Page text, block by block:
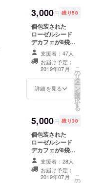
浅野翔 あ
さのかける
─
1987年、兵
庫県生まれ
名古屋市育
ち。2014年
京都工芸繊
維大学大学
経営工学専
攻修了。同
年から、名
古屋を拠点
にデザイン
リサー
3,000円 残り50
個包装された
ローゼルシード
デカフェが8袋入
を2セットお送り
いたします。開
封後はなるべく
早めにご利用く
ださい。
支援者：47人
お届け予定：
2019年07月
詳細を見る
こ
の
リ
タ
ー
ン
を
選
択
す
る
5,000円 残り30
個包装された
ローゼルシード
デカフェが8袋を
2セットお送りい
たします。 ベジ
タリ菜が育てた
ローゼルをたっ
支援者：28人
お届け予定：
2019年07月
こ
の